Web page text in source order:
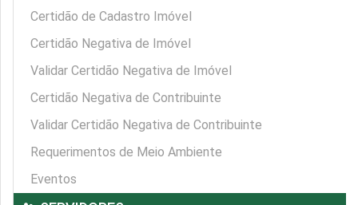
Certidão de Cadastro Imóvel
Certidão Negativa de Imóvel
Validar Certidão Negativa de Imóvel
Certidão Negativa de Contribuinte
Validar Certidão Negativa de Contribuinte
Requerimentos de Meio Ambiente
Eventos